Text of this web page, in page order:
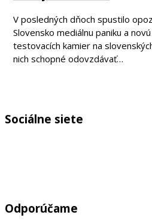
V posledných dňoch spustilo
Slovensko mediálnu paniku a
testovacích kamier na
nich schopné odovzdávať…
Sociálne siete
Odporúčame